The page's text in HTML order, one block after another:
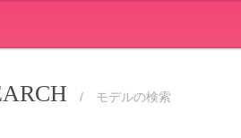
/ モデルの検索